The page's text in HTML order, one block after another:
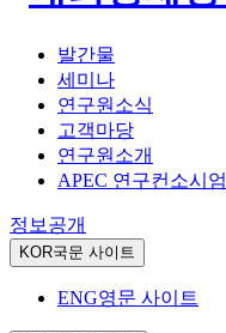
발간물
세미나
연구원소식
고객마당
연구원소개
APEC 연구컨소시엄
정보공개
KOR국문 사이트
ENG영문 사이트